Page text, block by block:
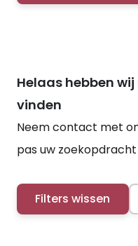
Helaas hebben
vinden
Neem contact met
pas uw zoekopdracht
Filters wissen